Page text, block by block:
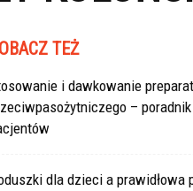
TEŻ
i dawkowanie
–
dla dzieci a prawidłowa